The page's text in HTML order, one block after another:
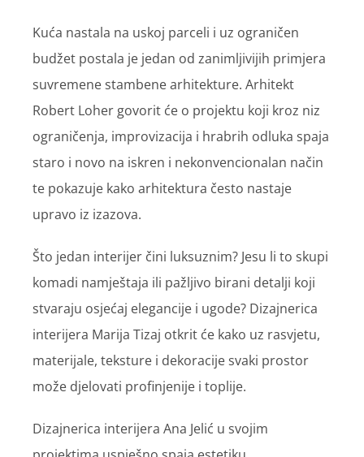
Kuća nastala na uskoj parceli i uz ograničen
budžet postala je jedan od zanimljivijih primjera
suvremene stambene arhitekture. Arhitekt
Robert Loher govorit će o projektu koji kroz niz
ograničenja, improvizacija i hrabrih odluka spaja
staro i novo na iskren i nekonvencionalan način
te pokazuje kako arhitektura često nastaje
upravo iz izazova.
Što jedan interijer čini luksuznim? Jesu li to skupi
komadi namještaja ili pažljivo birani detalji koji
stvaraju osjećaj elegancije i ugode? Dizajnerica
interijera Marija Tizaj otkrit će kako uz rasvjetu,
materijale, teksture i dekoracije svaki prostor
može djelovati profinjenije i toplije.
Dizajnerica interijera Ana Jelić u svojim